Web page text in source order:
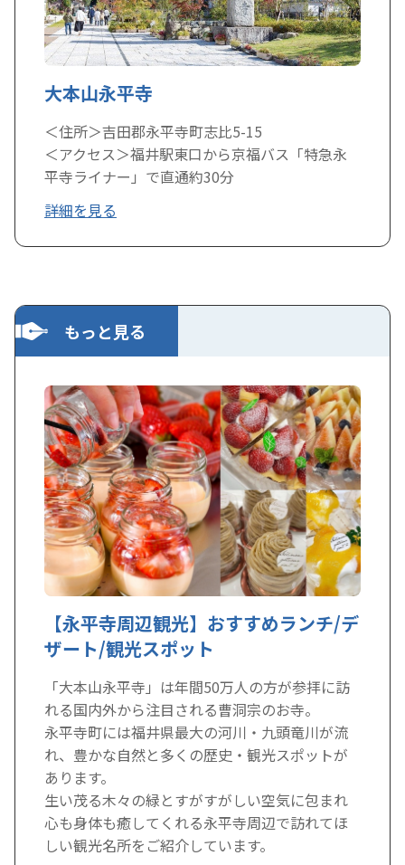
大本山永平寺
＜住所＞吉田郡永平寺町志比5-15
＜アクセス＞福井駅東口から京福バス「特急永
平寺ライナー」で直通約30分
詳細を見る
もっと見る
【永平寺周辺観光】おすすめランチ/デ
ザート/観光スポット
「大本山永平寺」は年間50万人の方が参拝に訪
れる国内外から注目される曹洞宗のお寺。
永平寺町には福井県最大の河川・九頭竜川が流
れ、豊かな自然と多くの歴史・観光スポットが
あります。
生い茂る木々の緑とすがすがしい空気に包まれ
心も身体も癒してくれる永平寺周辺で訪れてほ
しい観光名所をご紹介しています。